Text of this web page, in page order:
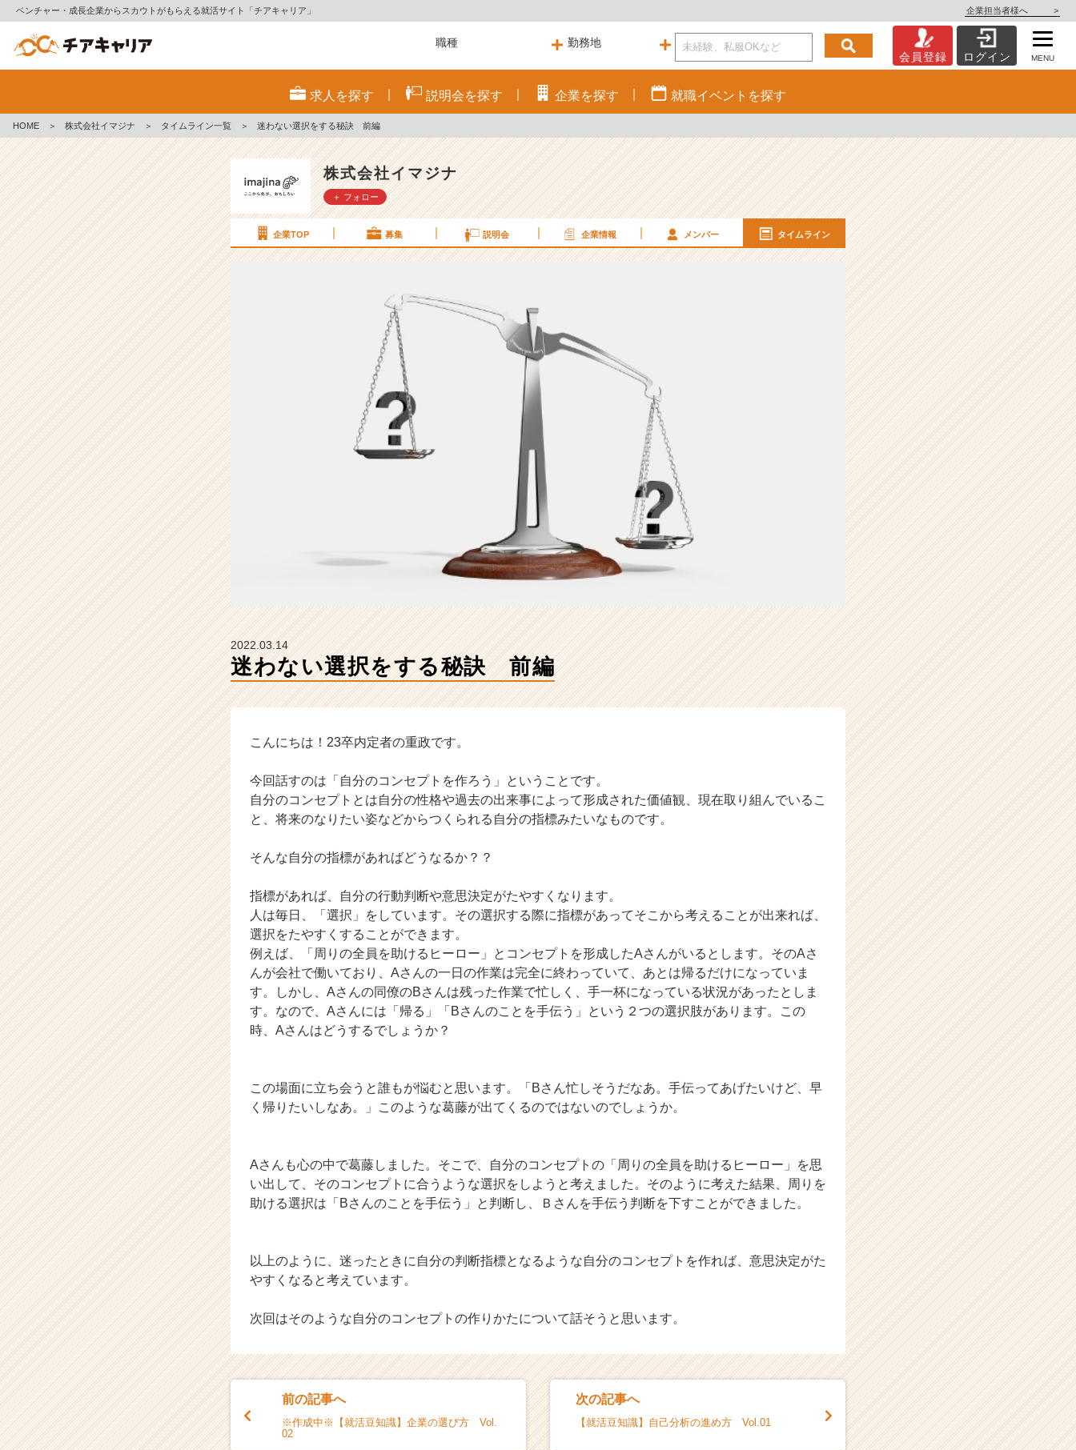
ベンチャー・成長企業からスカウトがもらえる就活サイト「チアキャリア」 企業担当者様へ >
い
選
会員登録 ログイン MENU
求人を探す 説明会を探す 企業を探す 就職イベント を探す
HOME ＞ 株式会社イマジナ ＞ タイムライン一覧 ＞ 迷わない選択をする秘訣 前編
株式会社イマジナ
＋ フォロー
企業TOP 募集 説明会 企業情報 メンバー タイムライン
2022.03.14
迷わない選択をする秘訣 前編
こんにちは！23卒内定者の重政です。
今回話すのは「自分のコンセプトを作ろう」ということです。
自分のコンセプトとは自分の性格や過去の出来事によって形成された価値観、現在取り組んでいるこ
と、将来のなりたい姿などからつくられる自分の指標みたいなものです。
そんな自分の指標があればどうなるか？？
指標があれば、自分の行動判断や意思決定がたやすくなります。
人は毎日、「選択」をしています。その選択する際に指標があってそこから考えることが出来れば、
選択をたやすくすることができます。
例えば、「周りの全員を助けるヒーロー」とコンセプトを形成したAさんがいるとします。そのAさ
んが会社で働いており、Aさんの一日の作業は完全に終わっていて、あとは帰るだけになっていま
す。しかし、Aさんの同僚のBさんは残った作業で忙しく、手一杯になっている状況があったとしま
す。なので、Aさんには「帰る」「Bさんのことを手伝う」という２つの選択肢があります。この
時、Aさんはどうするでしょうか？
この場面に立ち会うと誰もが悩むと思います。「Bさん忙しそうだなあ。手伝ってあげたいけど、早
く帰りたいしなあ。」このような葛藤が出てくるのではないのでしょうか。
Aさんも心の中で葛藤しました。そこで、自分のコンセプトの「周りの全員を助けるヒーロー」を思
い出して、そのコンセプトに合うような選択をしようと考えました。そのように考えた結果、周りを
助ける選択は「Bさんのことを手伝う」と判断し、Ｂさんを手伝う判断を下すことができました。
以上のように、迷ったときに自分の判断指標となるような自分のコンセプトを作れば、意思決定がた
やすくなると考えています。
次回はそのような自分のコンセプトの作りかたについて話そうと思います。
前の記事へ
※作成中※【就活豆知識】企業の選び方 Vol.
02
次の記事へ
【就活豆知識】自己分析の進め方 Vol.01